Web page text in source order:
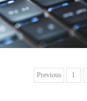
投
Previous 1